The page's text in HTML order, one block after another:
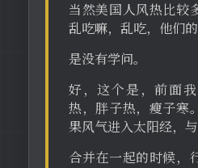
当然美国人风热比较
乱吃嘛，乱吃，他们
是没有学问。
好，这个是，前面
热，胖子热，瘦子寒
果风气进入太阳经，
合并在一起的时候，